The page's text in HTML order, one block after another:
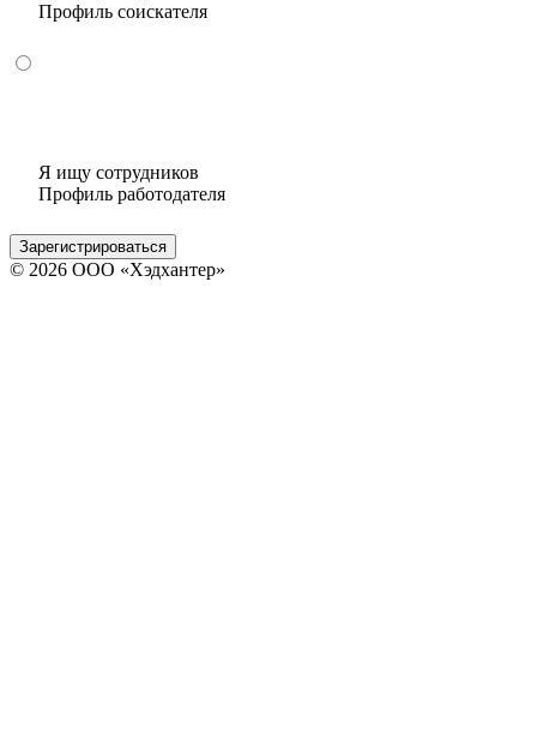
Профиль соискателя
Я ищу сотрудников
Профиль работодателя
Зарегистрироваться
© 2026 ООО «Хэдхантер»